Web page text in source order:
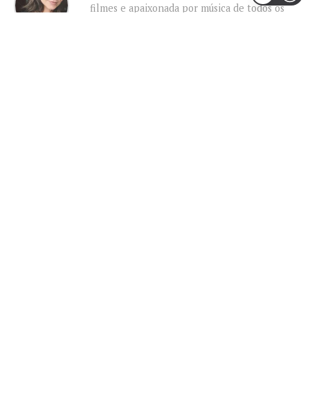
filmes e apaixonada por música de todos os